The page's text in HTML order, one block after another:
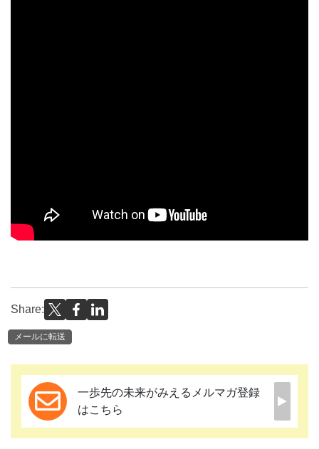
Share:
メールに転送
一歩先の未来がみえるメルマガ登録
はこちら